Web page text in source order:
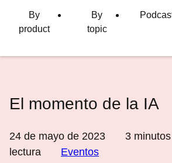
idiomaBy
product
By
topic
El momento de la IA
24 de mayo de 2023 3
lectura
Eventos